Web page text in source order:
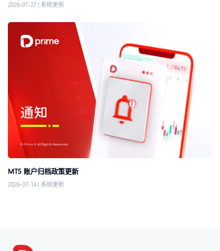
2026-07-27 | 系统更新
MT5 账户归档政策更新
2026-07-14 | 系统更新